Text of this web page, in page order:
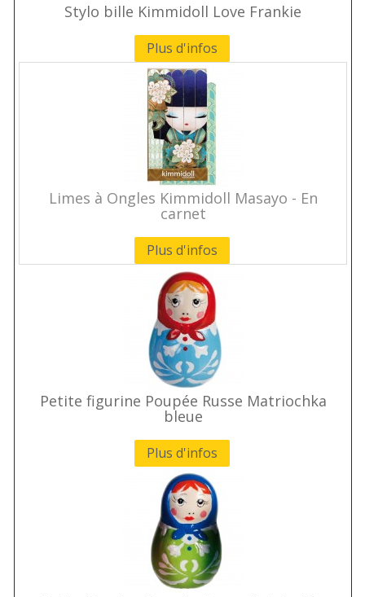
Stylo bille Kimmidoll Love Frankie
Plus d'infos
Limes à Ongles Kimmidoll Masayo - En
carnet
Plus d'infos
Petite figurine Poupée Russe Matriochka
bleue
Plus d'infos